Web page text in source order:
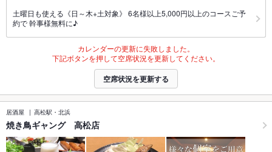
土曜日も使える《日～木+土対象》 6名様以上5,000円以上のコースご予
約で 幹事様無料に♪
カレンダーの更新に失敗しました。
下記ボタンを押して空席状況を更新してください。
空席状況を更新する
居酒屋 高松駅・北浜
焼き鳥ギャング 高松店